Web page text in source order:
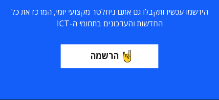
הירשמו עכשיו ותקבלו גם אתם ניוזלטר מקצועי יומי, המרכז את כל
החדשות והעדכונים בתחומי ה-ICT
הרשמה